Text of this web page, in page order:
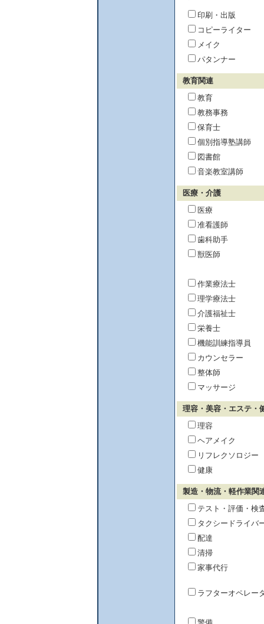
印刷・出版
コピーライター
メイク
パタンナー
教育関連
教育
教務事務
保育士
個別指導塾講師
図書館
音楽教室講師
医療・介護
医療
准看護師
歯科助手
獣医師
作業療法士
理学療法士
介護福祉士
栄養士
機能訓練指導員
カウンセラー
整体師
マッサージ
理容・美容・エステ・
理容
ヘアメイク
リフレクソロジー
健康
製造・物流・軽作業関
テスト・評価・検
タクシードライバ
配達
清掃
家事代行
ラフターオペレー
警備